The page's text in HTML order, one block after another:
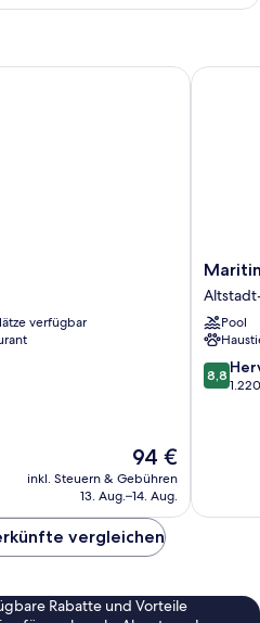
verfügbar
Der
Preis
beträgt
94 €
inkl. Steuern & Gebühren
13. Aug.–14. Aug.
Maritim
Hotel
Köln
Nord
Pool
8.8
von
8,8
Maritim
vergleichen
Rabatte und Vorteile